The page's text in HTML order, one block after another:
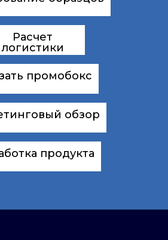
Расчет
логистики
промобокс
обзор
продукта